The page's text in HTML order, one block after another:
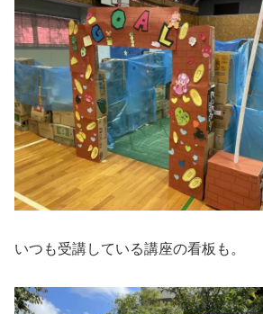
いつも受講している講座の看板も。